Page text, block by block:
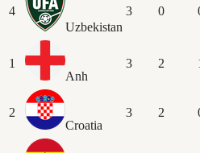
4
Uzbekistan
3 0
1
Anh
3 2
2
Croatia
3 2